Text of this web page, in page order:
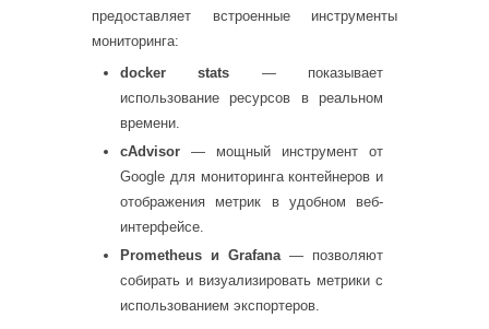
предоставляет встроенные инструменты
мониторинга:
docker stats — показывает
использование ресурсов в реальном
времени.
cAdvisor — мощный инструмент от
Google для мониторинга контейнеров и
отображения метрик в удобном веб-
интерфейсе.
Prometheus и Grafana — позволяют
собирать и визуализировать метрики с
использованием экспортеров.